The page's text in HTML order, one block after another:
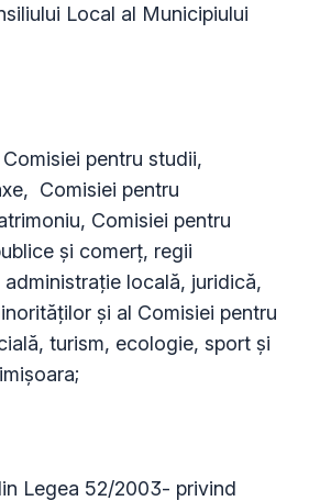
Local al Municipiului
pentru studii,
Comisiei pentru
Comisiei pentru
şi comerţ, regii
locală, juridică,
şi al Comisiei pentru
turism, ecologie, sport şi
Legea 52/2003- privind